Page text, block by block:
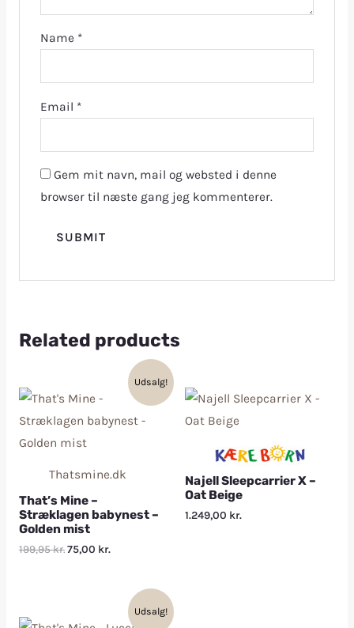
Name *
Email *
Gem mit navn, mail og websted i denne
browser til næste gang jeg kommenterer.
Related products
Udsalg!
Thatsmine.dk
That’s Mine –
Stræklagen babynest –
Golden mist
199,95kr.75,00 kr.
Najell Sleepcarrier X –
Oat Beige
1.249,00 kr.
Udsalg!